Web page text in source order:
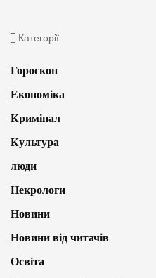
Категорії
Гороскоп
Економіка
Кримінал
Культура
люди
Некрологи
Новини
Новини від читачів
Освіта